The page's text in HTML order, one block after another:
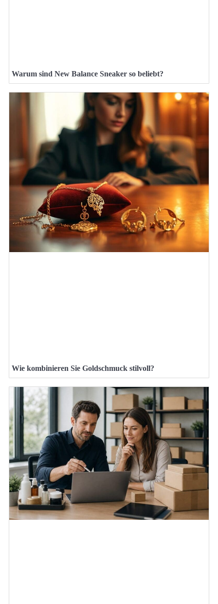
Warum sind New Balance Sneaker so beliebt?
Wie kombinieren Sie Goldschmuck stilvoll?